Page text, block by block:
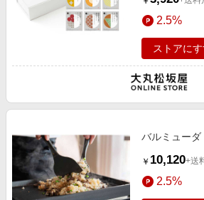
2.5%
ストアに
バルミューダ
￥ 10,120+送
2.5%